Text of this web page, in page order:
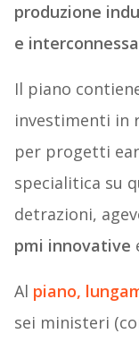
produzione
e interconnessa
Il piano
investimenti in
per progetti
specialitica su
detrazioni,
pmi innovative
Al piano,
sei ministeri